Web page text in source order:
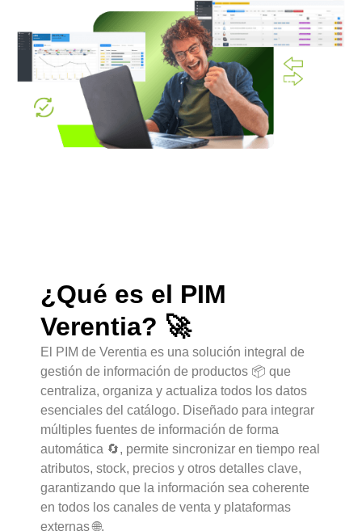
¿Qué es el PIM
Verentia? 🚀
El PIM de Verentia es una solución integral de
gestión de información de productos 📦 que
centraliza, organiza y actualiza todos los datos
esenciales del catálogo. Diseñado para integrar
múltiples fuentes de información de forma
automática 🔄, permite sincronizar en tiempo real
atributos, stock, precios y otros detalles clave,
garantizando que la información sea coherente
en todos los canales de venta y plataformas
externas 🌐.